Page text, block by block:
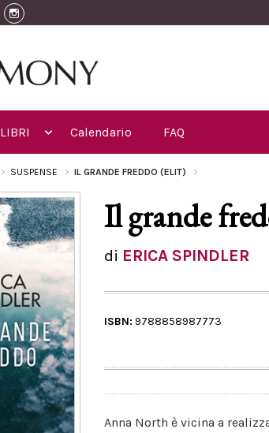
LIBRI Calendario FAQ
SUSPENSE IL GRANDE FREDDO (ELIT)
Il grande
di ERICA SPINDLER
ISBN: 9788858987773
Anna North è vicina a